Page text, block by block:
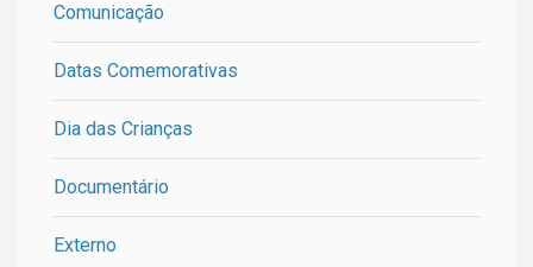
Comunicação
Datas Comemorativas
Dia das Crianças
Documentário
Externo